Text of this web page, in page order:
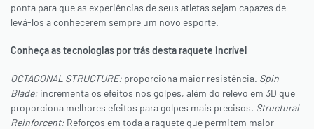
ponta para que as experiências de seus atletas sejam capazes de
levá-los a conhecerem sempre um novo esporte.
Conheça as tecnologias por trás desta raquete incrível
OCTAGONAL STRUCTURE: proporciona maior resistência. Spin
Blade: incrementa os efeitos nos golpes, além do relevo em 3D que
proporciona melhores efeitos para golpes mais precisos. Structural
Reinforcent: Reforços em toda a raquete que permitem maior